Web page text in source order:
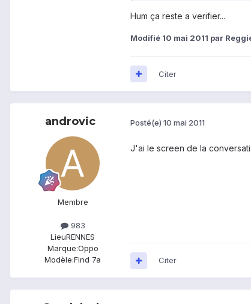
Hum ça reste a verifier...
Modifié 10 mai 2011 par
Citer
androvic
Membre
983
LieuRENNES
Marque:Oppo
Modèle:Find 7a
Posté(e) 10 mai 2011
J'ai le screen de la
Citer